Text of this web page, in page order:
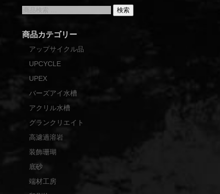
検
対
検索
商品カテゴリー
アップサイクル品
UPCYCLE
UPEX
バーズアイ水槽
アクリル水槽
グランクリエイト
高濾過溶岩
装飾珊瑚
底砂
端材工房